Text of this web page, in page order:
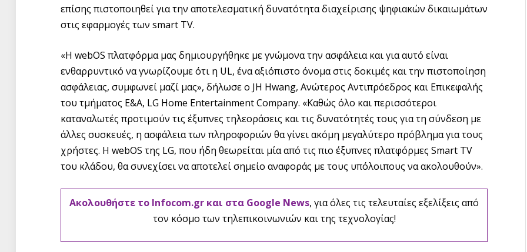
επίσης πιστοποιηθεί για την αποτελεσματική δυνατότητα διαχείρισης ψηφιακών δικαιωμάτων
στις εφαρμογές των smart TV.
«Η webOS πλατφόρμα μας δημιουργήθηκε με γνώμονα την ασφάλεια και για αυτό είναι
ενθαρρυντικό να γνωρίζουμε ότι η UL, ένα αξιόπιστο όνομα στις δοκιμές και την πιστοποίηση
ασφάλειας, συμφωνεί μαζί μας», δήλωσε ο JH Hwang, Ανώτερος Αντιπρόεδρος και Επικεφαλής
του τμήματος Ε&Α, LG Home Entertainment Company. «Καθώς όλο και περισσότεροι
καταναλωτές προτιμούν τις έξυπνες τηλεοράσεις και τις δυνατότητές τους για τη σύνδεση με
άλλες συσκευές, η ασφάλεια των πληροφοριών θα γίνει ακόμη μεγαλύτερο πρόβλημα για τους
χρήστες. Η webOS της LG, που ήδη θεωρείται μία από τις πιο έξυπνες πλατφόρμες Smart TV
του κλάδου, θα συνεχίσει να αποτελεί σημείο αναφοράς με τους υπόλοιπους να ακολουθούν».
Ακολουθήστε το Infocom.gr και στα Google News, για όλες τις τελευταίες εξελίξεις από
τον κόσμο των τηλεπικοινωνιών και της τεχνολογίας!